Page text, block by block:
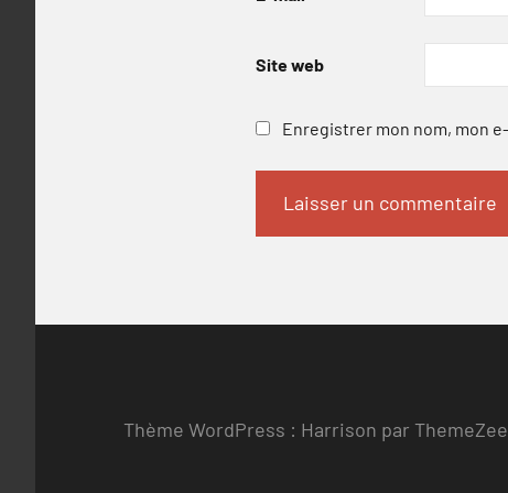
Site web
Enregistrer mon nom, mon
Thème WordPress : Harrison par